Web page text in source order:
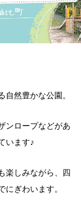
然豊かな公園。
ンロープなどがあ
います♪
楽しみながら、四
ぎわいます。